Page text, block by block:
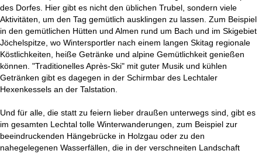
des Dorfes. Hier gibt es nicht den üblichen Trubel, sondern viele
Aktivitäten, um den Tag gemütlich ausklingen zu lassen. Zum Beispiel
in den gemütlichen Hütten und Almen rund um Bach und im Skigebiet
Jöchelspitze, wo Wintersportler nach einem langen Skitag regionale
Köstlichkeiten, heiße Getränke und alpine Gemütlichkeit genießen
können. "Traditionelles Après-Ski" mit guter Musik und kühlen
Getränken gibt es dagegen in der Schirmbar des Lechtaler
Hexenkessels an der Talstation.
Und für alle, die statt zu feiern lieber draußen unterwegs sind, gibt es
im gesamten Lechtal tolle Winterwanderungen, zum Beispiel zur
beeindruckenden Hängebrücke in Holzgau oder zu den
nahegelegenen Wasserfällen, die in der verschneiten Landschaft